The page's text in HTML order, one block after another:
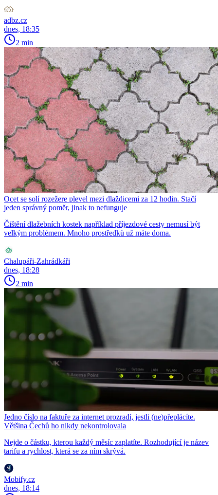
adbz.cz
dnes, 18:35
2 min
Ocet se solí rozežere plevel mezi dlaždicemi za 12 hodin. Stačí
jeden správný poměr, jinak to nefunguje
Čištění dlažebních kostek například příjezdové cesty nemusí být
velkým problémem. Mnoho prostředků už máte doma.
Chalupáři-Zahrádkáři
dnes, 18:28
2 min
Jedno číslo na faktuře za internet prozradí, jestli (ne)přeplácíte.
Většina Čechů ho nikdy nekontrolovala
Nejde o částku, kterou každý měsíc zaplatíte. Rozhodující je název
tarifu a rychlost, která se za ním skrývá.
Mobify.cz
dnes, 18:14